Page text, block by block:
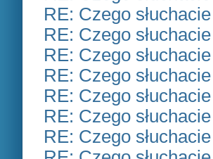
RE: Czego
RE: Czego
RE: Czego
RE: Czego
RE: Czego
RE: Czego
RE: Czego